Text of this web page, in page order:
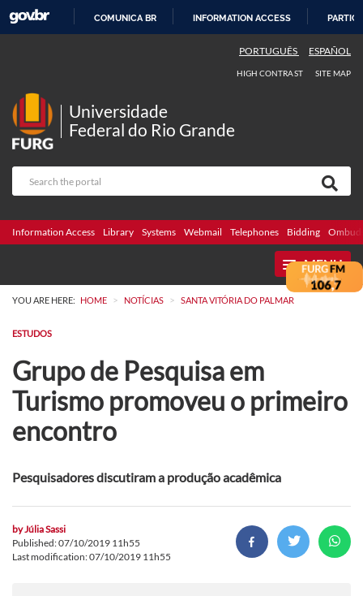
COMUNICA BR INFORMATION ACCESS
PORTUGUÊS ESPAÑOL
HIGH CONTRAST SITE MAP
Universidade
Federal do Rio Grande
Information Access Library Systems Webmail Telephones Bidding
MENU
YOU ARE HERE: HOME > NOTÍCIAS > SANTA VITÓRIA DO PALMAR
ESTUDOS
Grupo de Pesquisa em
Turismo promoveu o primeiro
encontro
Pesquisadores discutiram a produção acadêmica
byJúlia Sassi
Published: 07/10/2019 11h55
Last modification: 07/10/2019 11h55